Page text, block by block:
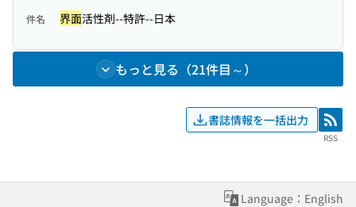
件名 界面活性剤--特許--日本
もっと見る（21件目～）
書誌情報を一括出力 RSS
RSS
Language：English